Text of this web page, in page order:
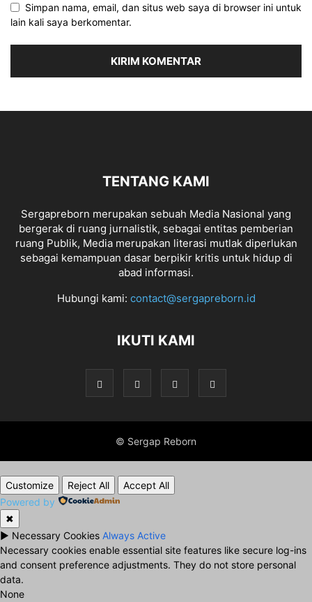
Simpan nama, email, dan situs web saya di browser ini untuk
lain kali saya berkomentar.
TENTANG KAMI
Sergapreborn merupakan sebuah Media Nasional yang
bergerak di ruang jurnalistik, sebagai entitas pemberian
ruang Publik, Media merupakan literasi mutlak diperlukan
sebagai kemampuan dasar berpikir kritis untuk hidup di
abad informasi.
Hubungi kami: contact@sergapreborn.id
IKUTI KAMI
© Sergap Reborn
Customize Reject All
Accept All
Powered by
✖
► Necessary Cookies Always Active
Necessary cookies enable essential site features like secure log-ins
and consent preference adjustments. They do not store personal
data.
None